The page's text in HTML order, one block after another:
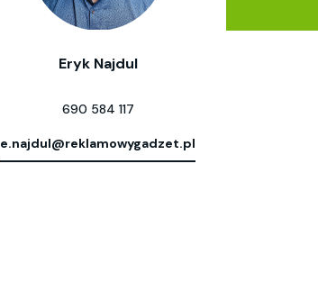
Eryk Najdul
690 584 117
e.najdul@reklamowygadzet.pl